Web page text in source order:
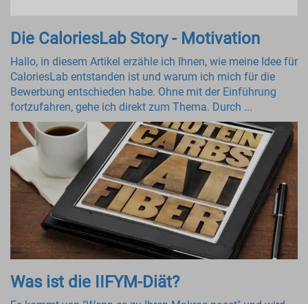
Die CaloriesLab Story - Motivation
Hallo, in diesem Artikel erzähle ich Ihnen, wie meine Idee für
CaloriesLab entstanden ist und warum ich mich für die
Bewerbung entschieden habe. Ohne mit der Einführung
fortzufahren, gehe ich direkt zum Thema. Durch ...
Was ist die IIFYM-Diät?